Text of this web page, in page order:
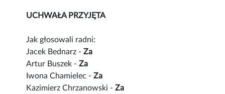
UCHWAŁA PRZYJĘTA
Jak głosowali radni:
Jacek Bednarz -Za
Artur Buszek -Za
Iwona Chamielec -Za
Kazimierz Chrzanowski -Za